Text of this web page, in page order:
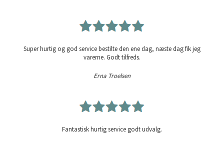
Super hurtig og god service bestilte den ene dag, næste dag fik jeg
varerne. Godt tilfreds.
Erna Troelsen
Fantastisk hurtig service godt udvalg.